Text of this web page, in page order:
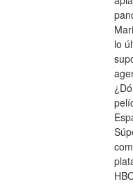
lo